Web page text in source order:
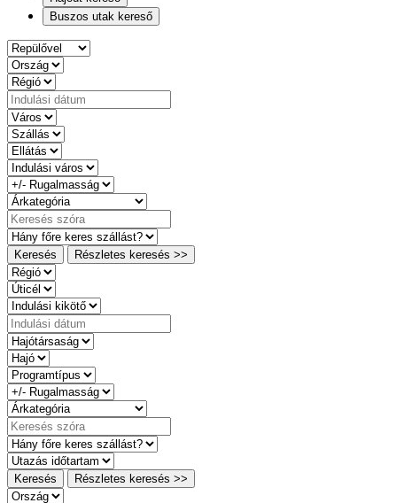
Buszos utak kereső
Keresés Részletes keresés >>
Keresés Részletes keresés >>